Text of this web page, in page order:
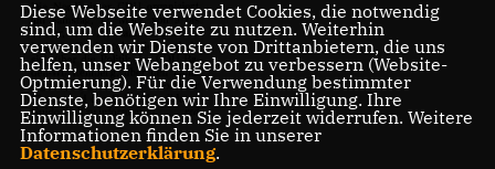
Diese Webseite verwendet Cookies, die notwendig
sind, um die Webseite zu nutzen. Weiterhin
verwenden wir Dienste von Drittanbietern, die uns
helfen, unser Webangebot zu verbessern (Website-
Optmierung). Für die Verwendung bestimmter
Dienste, benötigen wir Ihre Einwilligung. Ihre
Einwilligung können Sie jederzeit widerrufen. Weitere
Informationen finden Sie in unserer
Datenschutzerklärung.